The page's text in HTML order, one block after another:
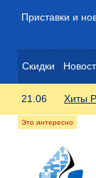
Приставки и
Скидки
21.06 Хиты